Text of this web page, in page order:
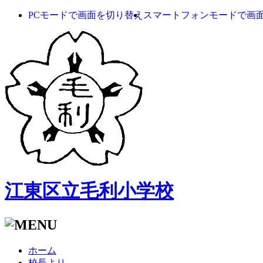
PCモードで画面を切り替え スマートフォンモードで画
江東区立毛利小学校
ホーム